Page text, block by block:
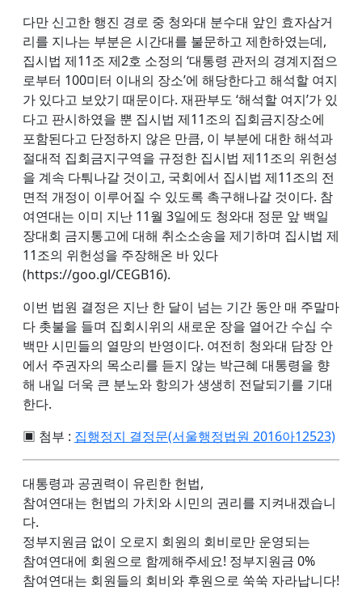
다만 신고한 행진 경로 중 청와대 분수대 앞인 효자삼거
리를 지나는 부분은 시간대를 불문하고 제한하였는데,
집시법 제11조 제2호 소정의 ‘대통령 관저의 경계지점으
로부터 100미터 이내의 장소’에 해당한다고 해석할 여지
가 있다고 보았기 때문이다. 재판부도 ‘해석할 여지’가 있
다고 판시하였을 뿐 집시법 제11조의 집회금지장소에
포함된다고 단정하지 않은 만큼, 이 부분에 대한 해석과
절대적 집회금지구역을 규정한 집시법 제11조의 위헌성
을 계속 다퉈나갈 것이고, 국회에서 집시법 제11조의 전
면적 개정이 이루어질 수 있도록 촉구해나갈 것이다. 참
여연대는 이미 지난 11월 3일에도 청와대 정문 앞 백일
장대회 금지통고에 대해 취소소송을 제기하며 집시법 제
11조의 위헌성을 주장해온 바 있다
(https://goo.gl/CEGB16).
이번 법원 결정은 지난 한 달이 넘는 기간 동안 매 주말마
다 촛불을 들며 집회시위의 새로운 장을 열어간 수십 수
백만 시민들의 열망의 반영이다. 여전히 청와대 담장 안
에서 주권자의 목소리를 듣지 않는 박근혜 대통령을 향
해 내일 더욱 큰 분노와 항의가 생생히 전달되기를 기대
한다.
▣ 첨부 : 집행정지 결정문(서울행정법원 2016아12523)
대통령과 공권력이 유린한 헌법,
참여연대는 헌법의 가치와 시민의 권리를 지켜내겠습니
다.
정부지원금 없이 오로지 회원의 회비로만 운영되는
참여연대에 회원으로 함께해주세요! 정부지원금 0%
참여연대는 회원들의 회비와 후원으로 쑥쑥 자라납니다!